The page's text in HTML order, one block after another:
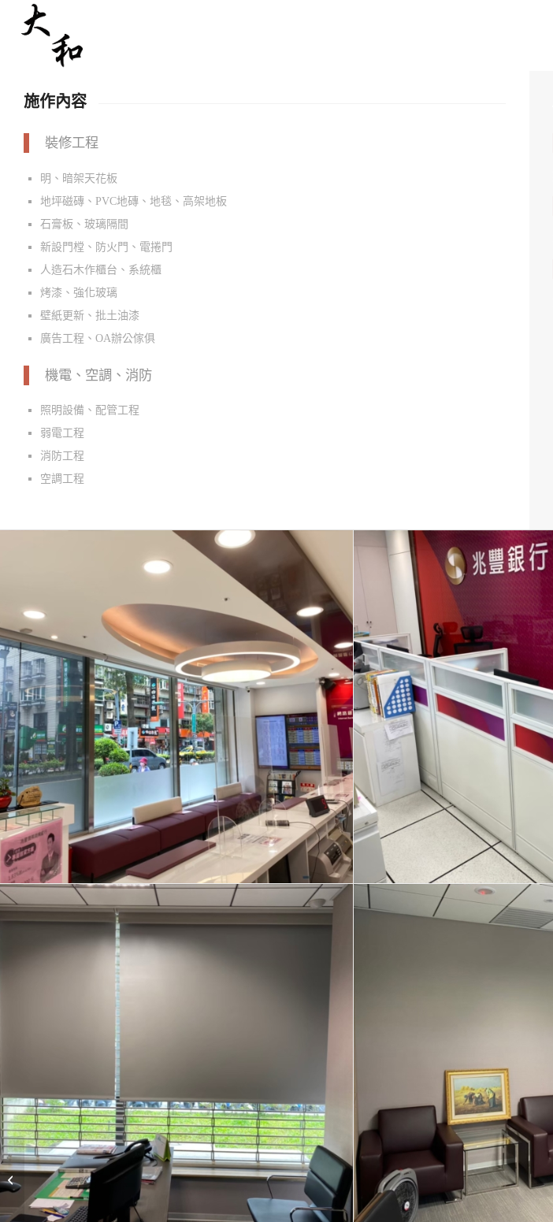
施作內容
裝修工程
明、暗架天花板
地坪磁磚、PVC地磚、地毯、高架地板
石膏板、玻璃隔間
新設門樘、防火門、電捲門
人造石木作櫃台、系統櫃
烤漆、強化玻璃
壁紙更新、批土油漆
廣告工程、OA辦公傢俱
機電、空調、消防
照明設備、配管工程
弱電工程
消防工程
空調工程
第一銀行北港分行自有
行舍裝修工程